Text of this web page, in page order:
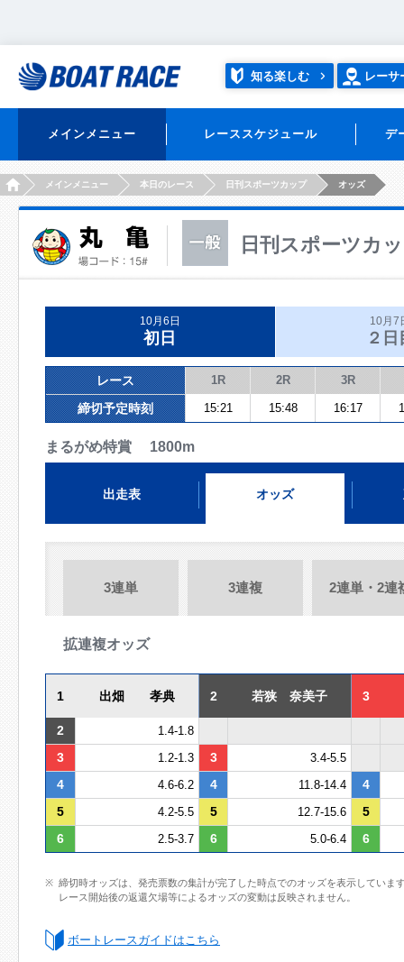
知る楽しむ レーサ
メインメニュー レーススケジュール デ
HOMEメインメニュー 本日のレース 日刊スポーツカップ オッズ
日刊スポーツカ
10月6日
初日
10月7
２日
レース 1R 2R 3R
締切予定時刻 15:21 15:48 16:17
まるがめ特賞 1800m
出走表 オッズ
3連単 3連複 2連単・2連
拡連複オッズ
1 出畑 孝典 2 若狭 奈美子 3
2 1.4-1.8
3 1.2-1.3 3 3.4-5.5
4 4.6-6.2 4 11.8-14.4
4
5
4.2-5.5 5 12.7-15.6
5
6
2.5-3.7 6 5.0-6.4 6
締切時オッズは、発売票数の集計が完了した時点でのオッズを表示していま
レース開始後の返還欠場等によるオッズの変動は反映されません。
ボートレースガイドはこちら